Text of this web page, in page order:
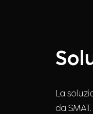
La
da